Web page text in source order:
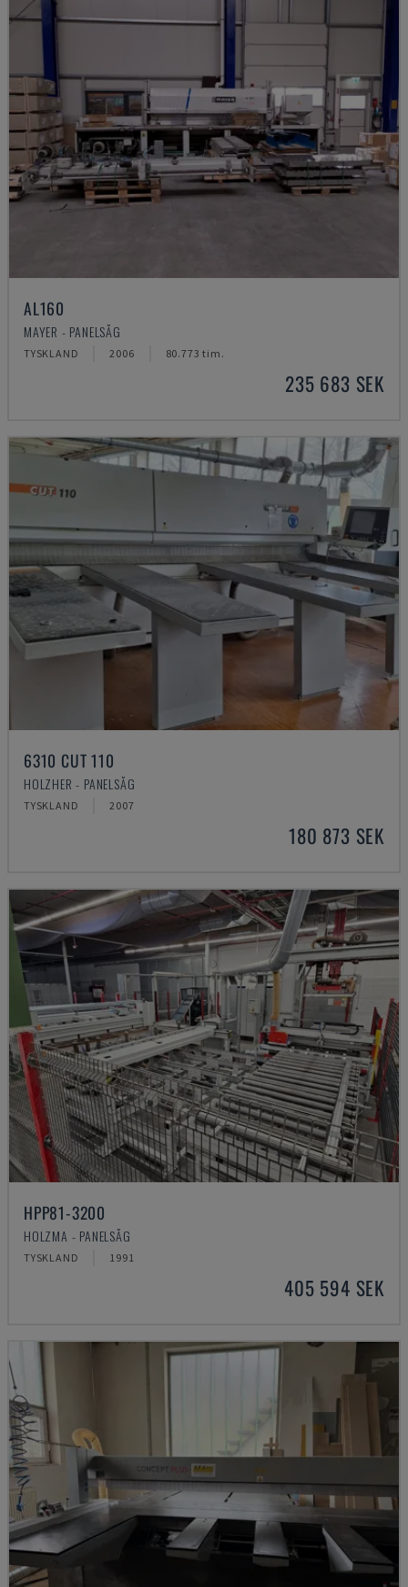
AL160
MAYER - PANELSÅG
TYSKLAND 2006 80.773 tim.
235 683 SEK
6310 CUT 110
HOLZHER - PANELSÅG
TYSKLAND 2007
180 873 SEK
HPP81-3200
HOLZMA - PANELSÅG
TYSKLAND 1991
405 594 SEK